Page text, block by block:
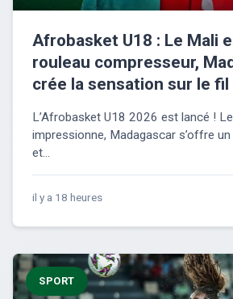
Afrobasket U18 : Le Mali
rouleau compresseur,
crée la sensation sur le fil
L’Afrobasket U18 2026 est lancé !
impressionne, Madagascar s’offre un
et...
il y a 18 heures
SPORT